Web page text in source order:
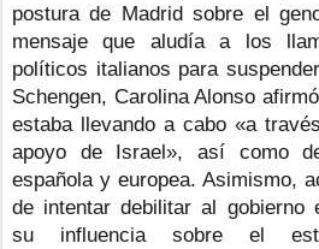
postura de Madrid sobre el
mensaje que aludía a los
políticos italianos para
Schengen, Carolina Alonso
estaba llevando a cabo «a
apoyo de Israel», así como
española y europea. Asimismo,
de intentar debilitar al gobierno
su influencia sobre el